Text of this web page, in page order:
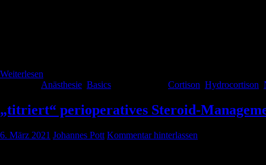
Weiterlesen
Anästhesie Basics Cortison Hydrocortison
„titriert“ perioperatives Steroid-
6. März 2021 Johannes Pott Kommentar hinterlassen